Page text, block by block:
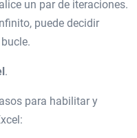
un par de iteraciones.
puede decidir
.
para habilitar y